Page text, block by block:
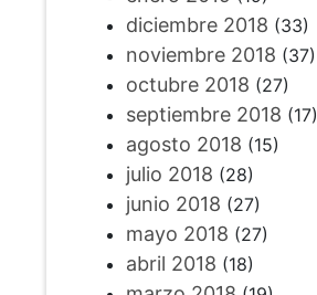
diciembre 2018 (33)
noviembre 2018 (37)
octubre 2018 (27)
septiembre 2018 (17)
agosto 2018 (15)
julio 2018 (28)
junio 2018 (27)
mayo 2018 (27)
abril 2018 (18)